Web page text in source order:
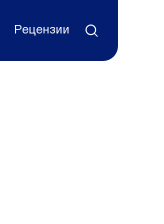
Рецензии